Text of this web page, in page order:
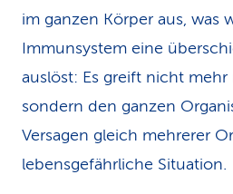
im ganzen Körper aus, was
Immunsystem eine
auslöst: Es greift nicht mehr
sondern den ganzen
Versagen gleich mehrerer
lebensgefährliche Situation.